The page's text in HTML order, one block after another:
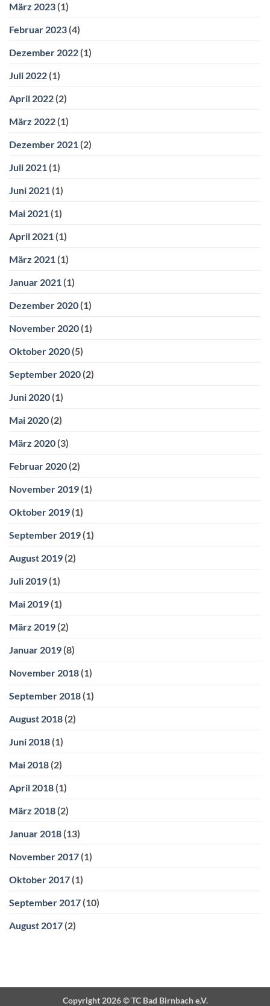
März 2023 (1)
Februar 2023 (4)
Dezember 2022 (1)
Juli 2022 (1)
April 2022 (2)
März 2022 (1)
Dezember 2021 (2)
Juli 2021 (1)
Juni 2021 (1)
Mai 2021 (1)
April 2021 (1)
März 2021 (1)
Januar 2021 (1)
Dezember 2020 (1)
November 2020 (1)
Oktober 2020 (5)
September 2020 (2)
Juni 2020 (1)
Mai 2020 (2)
März 2020 (3)
Februar 2020 (2)
November 2019 (1)
Oktober 2019 (1)
September 2019 (1)
August 2019 (2)
Juli 2019 (1)
Mai 2019 (1)
März 2019 (2)
Januar 2019 (8)
November 2018 (1)
September 2018 (1)
August 2018 (2)
Juni 2018 (1)
Mai 2018 (2)
April 2018 (1)
März 2018 (2)
Januar 2018 (13)
November 2017 (1)
Oktober 2017 (1)
September 2017 (10)
August 2017 (2)
Copyright 2026 ©TC Bad Birnbach e.V.